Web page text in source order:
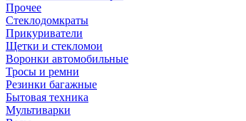
Прочее
Стеклодомкраты
Прикуриватели
Щетки и стекломои
Воронки автомобильные
Тросы и ремни
Резинки багажные
Бытовая техника
Мультиварки